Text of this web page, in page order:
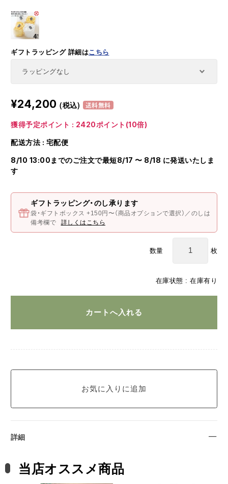
ギフトラッピング 詳細はこちら
在庫状態 : 在庫有り
¥24,200 (税込) 送料無料
獲得予定ポイント : 2420ポイント(10倍)
配送方法 : 宅配便
8/10 13:00までのご注文で最短8/17 〜 8/18 に発送いたしま
す
ギフトラッピング・のし承ります
袋・ギフトボックス +150円〜（商品オプションで選択）／のしは
備考欄で
詳しくはこちら
数量 枚
詳細
当店オススメ商品